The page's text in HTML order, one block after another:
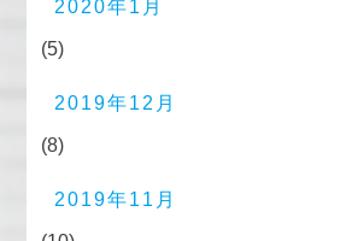
2020年1月
(5)
2019年12月
(8)
2019年11月